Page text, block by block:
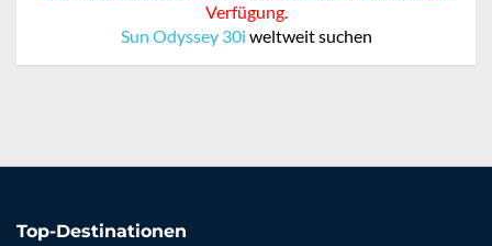
Verfügung.
Sun Odyssey 30i weltweit suchen
Top-Destinationen